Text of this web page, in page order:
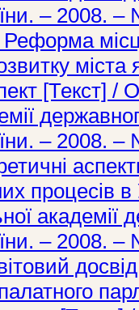
– 2008.
Реформа
міста
[Текст] /
– 2008.
процесів
академії
– 2008.